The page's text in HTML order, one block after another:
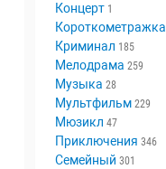
Концерт 1
Короткометражка
Криминал 185
Мелодрама 259
Музыка 28
Мультфильм 229
Мюзикл 47
Приключения 346
Семейный 301